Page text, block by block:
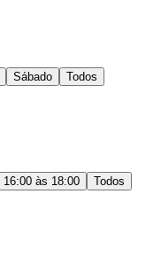
Sábado Todos
16:00 às 18:00 Todos